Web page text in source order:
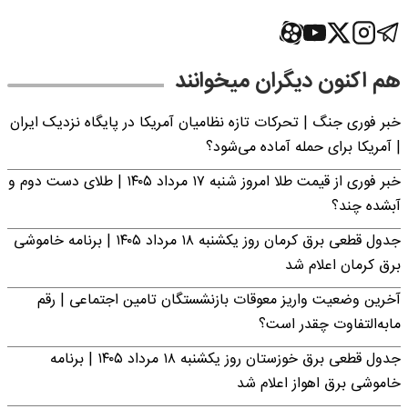
هم اکنون دیگران میخوانند
خبر فوری جنگ | تحرکات تازه نظامیان آمریکا در پایگاه نزدیک ایران
| آمریکا برای حمله آماده می‌شود؟
خبر فوری از قیمت طلا امروز شنبه ۱۷ مرداد ۱۴۰۵ | طلای دست دوم و
آبشده چند؟
جدول قطعی برق کرمان روز یکشنبه ۱۸ مرداد ۱۴۰۵ | برنامه خاموشی
برق کرمان اعلام شد
آخرین وضعیت واریز معوقات بازنشستگان تامین اجتماعی | رقم
مابه‌التفاوت چقدر است؟
جدول قطعی برق خوزستان روز یکشنبه ۱۸ مرداد ۱۴۰۵ | برنامه
خاموشی برق اهواز اعلام شد